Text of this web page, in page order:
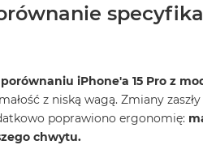
iPhone'a 15 Pro z
z niską wagą. Zmiany
poprawiono ergonomię:
chwytu.